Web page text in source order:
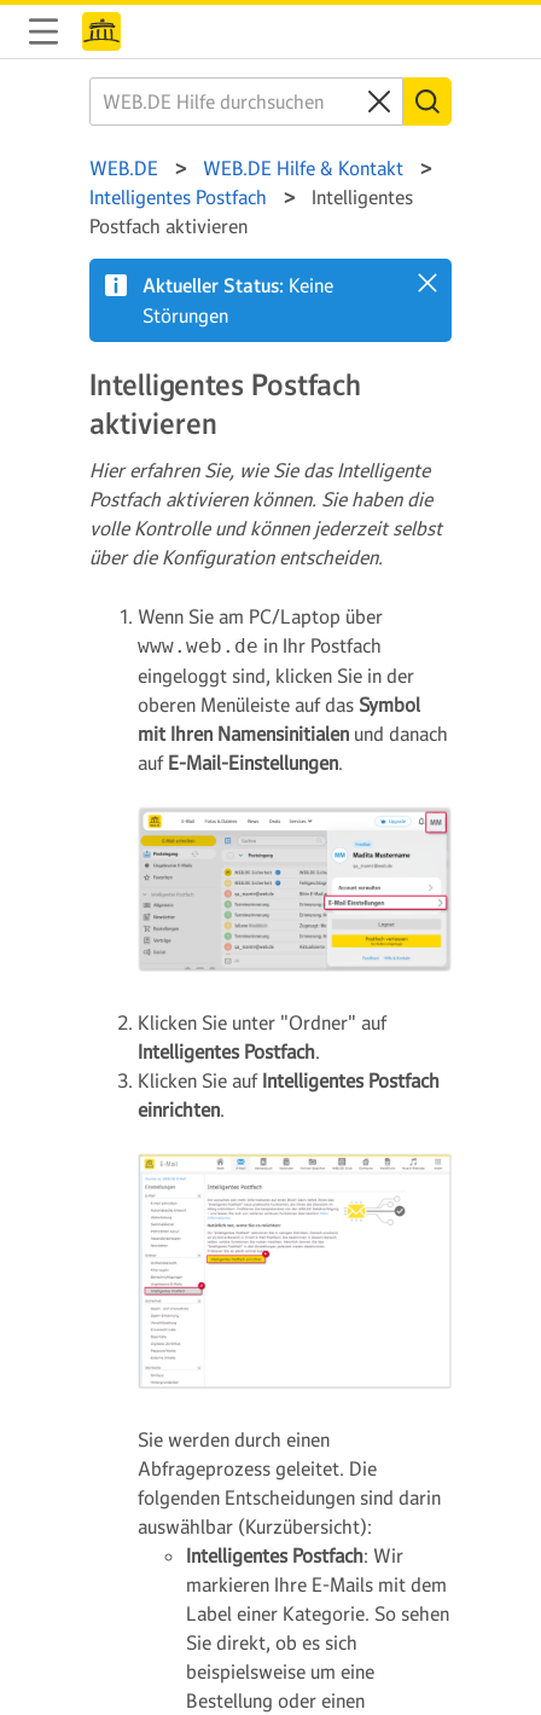
WEB.DE
WEB.DE Hilfe & Kontakt
Intelligentes Postfach
Intelligentes
Postfach aktivieren
Aktueller Status: Keine
Störungen
Intelligentes Postfach
aktivieren
Hier erfahren Sie, wie Sie das Intelligente
Postfach aktivieren können. Sie haben die
volle Kontrolle und können jederzeit selbst
über die Konfiguration entscheiden.
Wenn Sie am PC/Laptop über
www.web.de in Ihr Postfach
eingeloggt sind, klicken Sie in der
oberen Menüleiste auf das Symbol
mit Ihren Namensinitialen und danach
auf E-Mail-Einstellungen.
Klicken Sie unter "Ordner" auf
Intelligentes Postfach.
Klicken Sie auf Intelligentes Postfach
einrichten.
Sie werden durch einen
Abfrageprozess geleitet. Die
folgenden Entscheidungen sind darin
auswählbar (Kurzübersicht):
Intelligentes Postfach: Wir
markieren Ihre E-Mails mit dem
Label einer Kategorie. So sehen
Sie direkt, ob es sich
beispielsweise um eine
Bestellung oder einen